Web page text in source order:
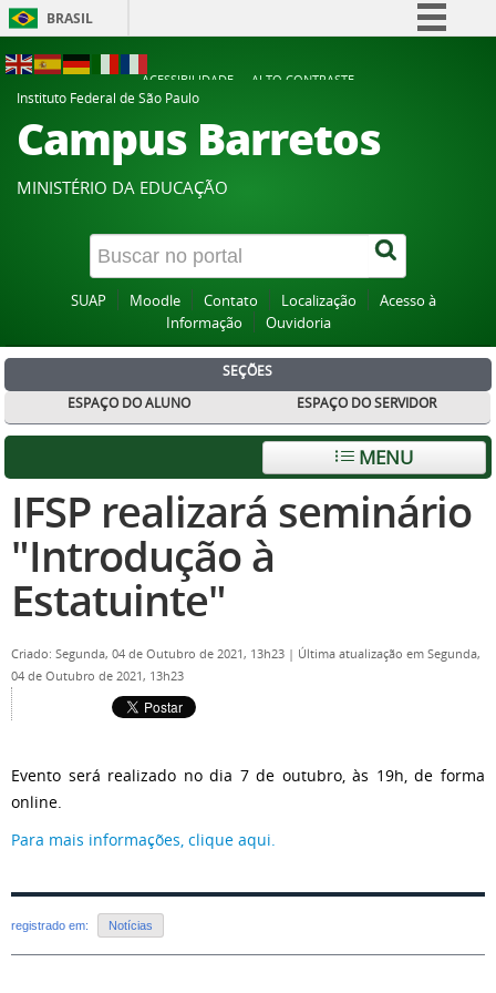
BRASIL
Participe
Acesso à informação
Canais
ACESSIBILIDADE
ALTO CONTRASTE
Instituto Federal de São Paulo
Campus Barretos
MINISTÉRIO DA EDUCAÇÃO
SUAP Moodle Contato Localização
Acesso à
Informação
Ouvidoria
SEÇÕES
ESPAÇO DO ALUNO
ESPAÇO DO SERVIDOR
MENU
IFSP realizará seminário
"Introdução à
Estatuinte"
Criado: Segunda, 04 de Outubro de 2021, 13h23 | Última atualização em Segunda,
04 de Outubro de 2021, 13h23
Evento será realizado no dia 7 de outubro, às 19h, de forma
online.
Para mais informações, clique aqui.
registrado em: Notícias